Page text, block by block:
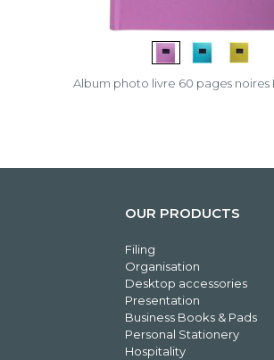
Album photo livre 60 pages noires
OUR PRODUCTS
Filing
Organisation
Desktop accessories
Presentation
Business Books & Pads
Personal Stationery
Hospitality